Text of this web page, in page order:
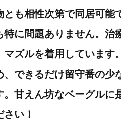
とも相性次第で同居可能
特に問題ありません。 治
マズルを着用しています。
、できるだけ留守番の少
。甘えん坊なベーグルに
さい！